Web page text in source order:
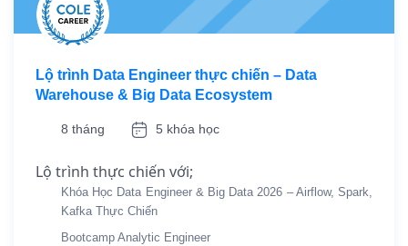
Lộ trình Data Engineer thực chiến – Data
Warehouse & Big Data Ecosystem
8 tháng 5 khóa học
Lộ trình thực chiến với;
Khóa Học Data Engineer & Big Data 2026 – Airflow, Spark,
Kafka Thực Chiến
Bootcamp Analytic Engineer